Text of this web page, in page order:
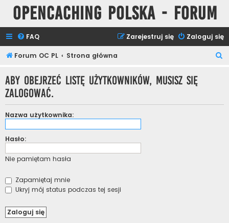
Opencaching Polska - Forum
FAQ Zaloguj się
Zarejestruj się
Forum OC PL Strona główna
Aby obejrzeć listę użytkowników, musisz się
zalogować.
Nazwa użytkownika:
Hasło:
Nie pamiętam hasła
Zapamiętaj mnie
Ukryj mój status podczas tej sesji